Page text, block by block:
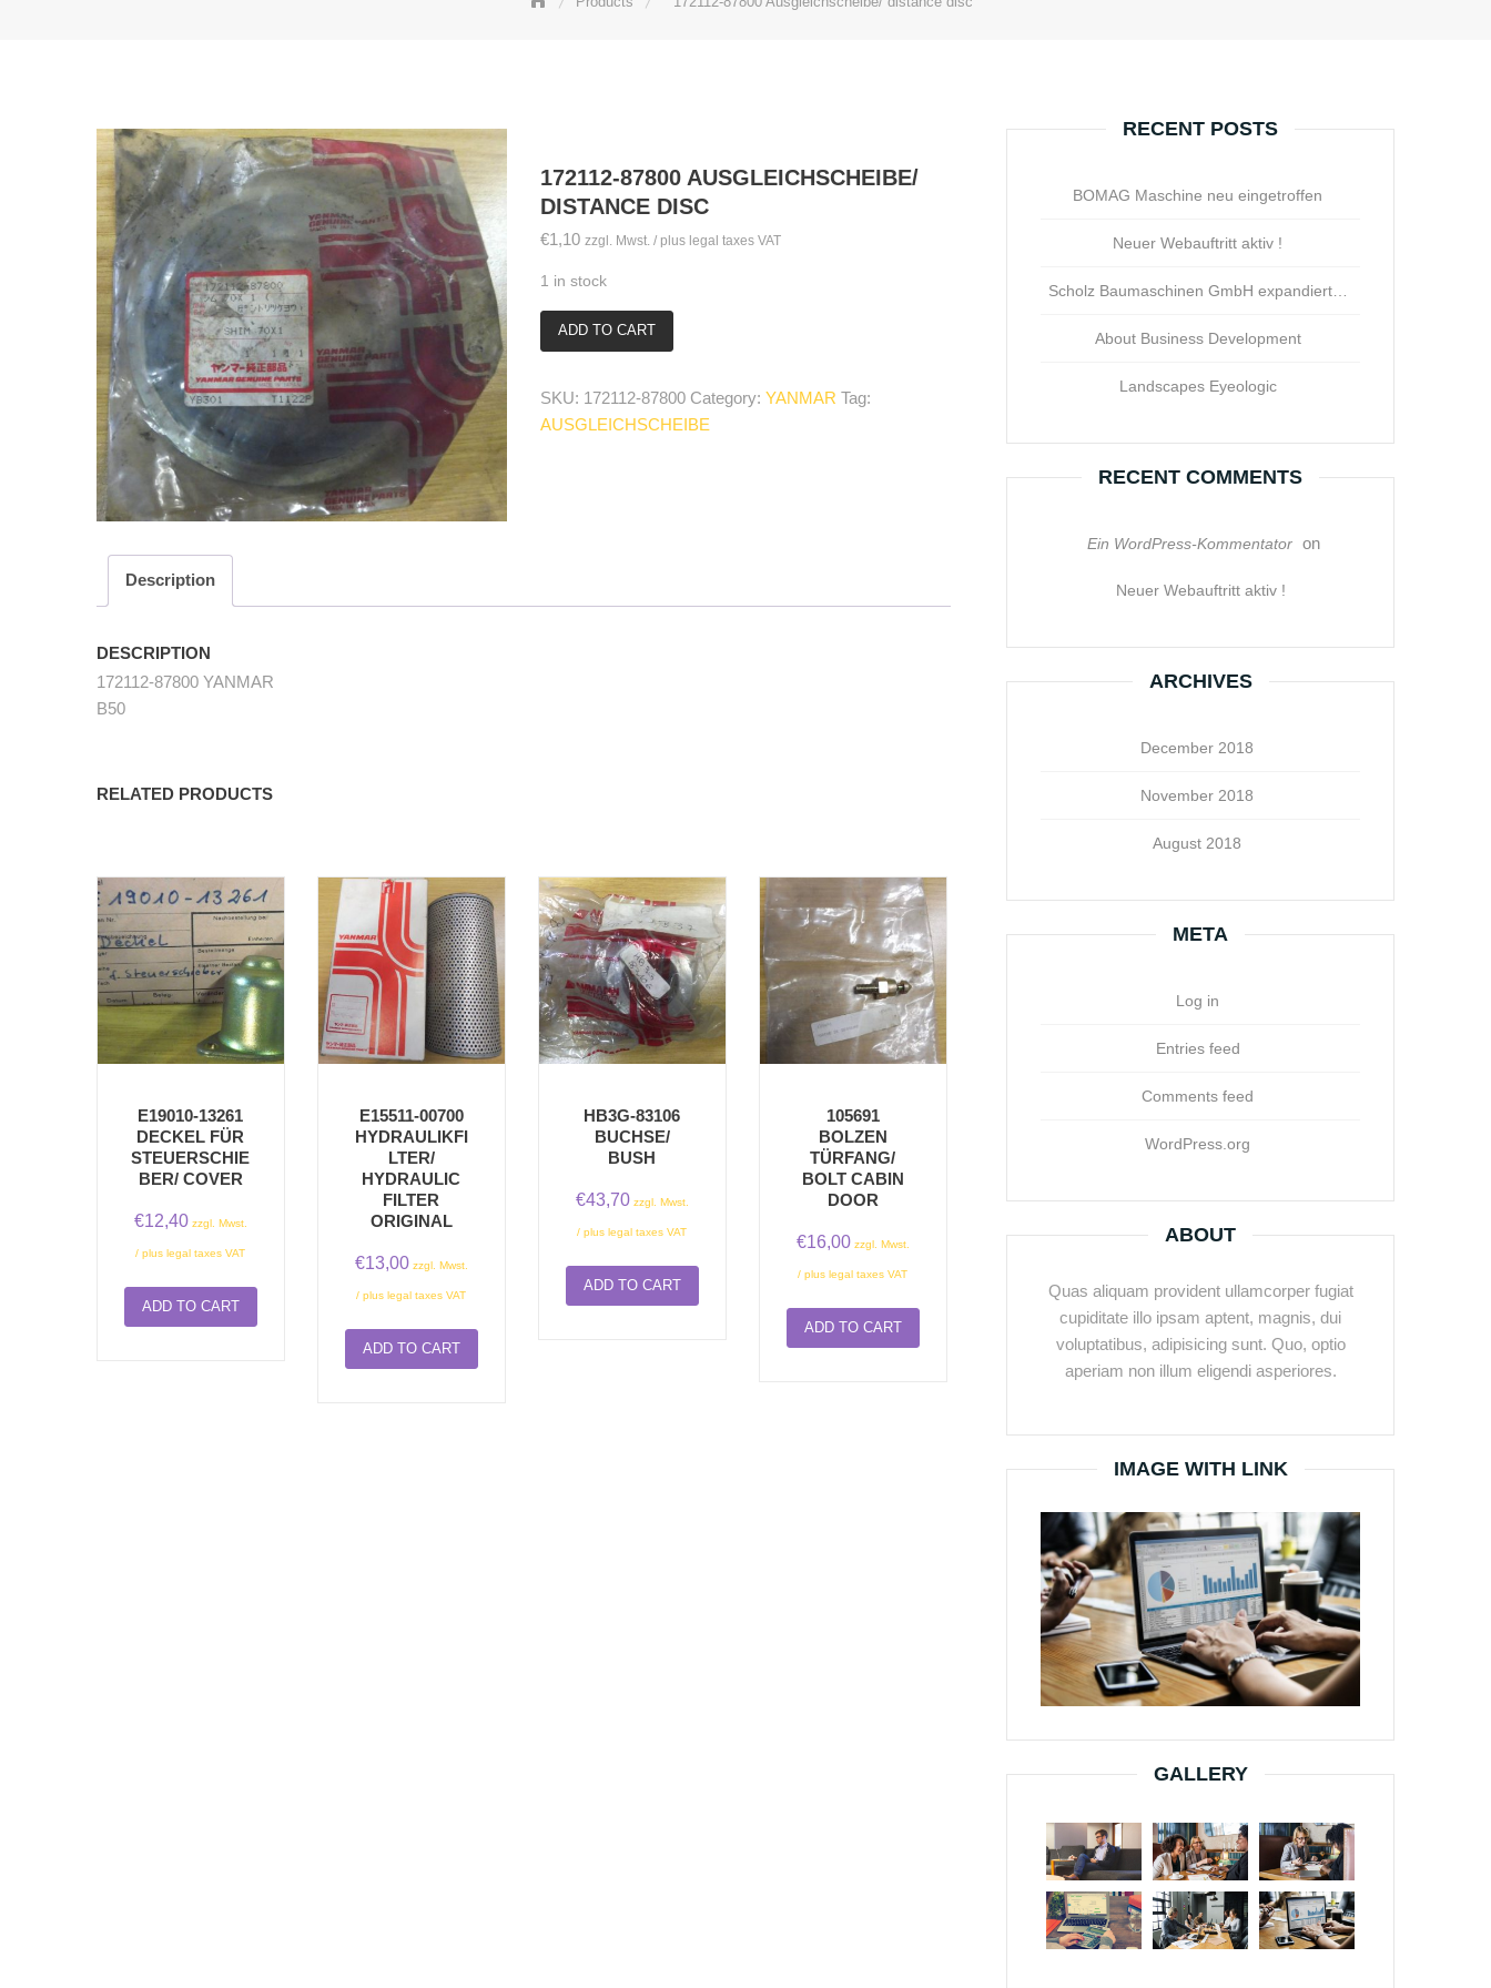
172112-87800 AUSGLEICHSCHEIBE/
DISTANCE DISC
€1,10 zzgl. Mwst. / plus legal taxes VAT
1 in stock
172112-
distance
disc
ADD TO CART
SKU: 172112-87800 Category:YANMAR Tag:
AUSGLEICHSCHEIBE
Description
DESCRIPTION
172112-87800 YANMAR
B50
RELATED PRODUCTS
E19010-13261
DECKEL FÜR
STEUERSCHIE
BER/ COVER
€12,40 zzgl. Mwst.
/ plus legal taxes VAT
ADD TO CART
E15511-00700
HYDRAULIKFI
LTER/
HYDRAULIC
FILTER
ORIGINAL
€13,00 zzgl. Mwst.
/ plus legal taxes VAT
ADD TO CART
HB3G-83106
BUCHSE/
BUSH
€43,70 zzgl. Mwst.
/ plus legal taxes VAT
ADD TO CART
105691
BOLZEN
TÜRFANG/
BOLT CABIN
DOOR
€16,00 zzgl. Mwst.
/ plus legal taxes VAT
ADD TO CART
RECENT POSTS
BOMAG Maschine neu eingetroffen
Neuer Webauftritt aktiv !
Scholz Baumaschinen GmbH expandiert…
About Business Development
Landscapes Eyeologic
RECENT COMMENTS
Ein WordPress-Kommentator on
Neuer Webauftritt aktiv !
ARCHIVES
December 2018
November 2018
August 2018
META
Log in
Entries feed
Comments feed
WordPress.org
ABOUT
Quas aliquam provident ullamcorper fugiat
cupiditate illo ipsam aptent, magnis, dui
voluptatibus, adipisicing sunt. Quo, optio
aperiam non illum eligendi asperiores.
IMAGE WITH LINK
GALLERY